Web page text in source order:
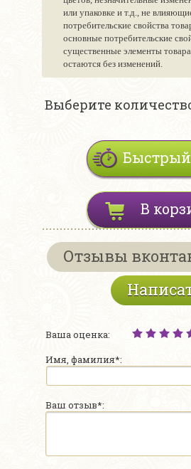
или упаковке и т.д., не
потребительские свойства
основные потребительские
существенные элементы товара
остаются без изменений.
Выберите
Быстрый
В
Отзывы
Ваша оценка:
Имя, фамилия*:
Ваш отзыв*: